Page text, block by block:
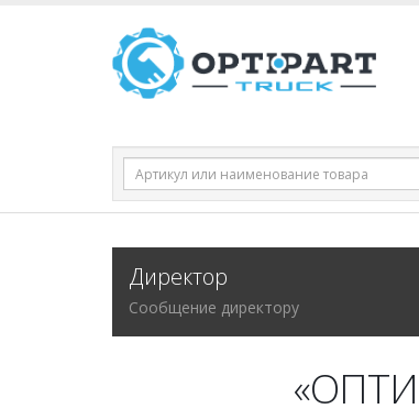
Директор
Сообщение директору